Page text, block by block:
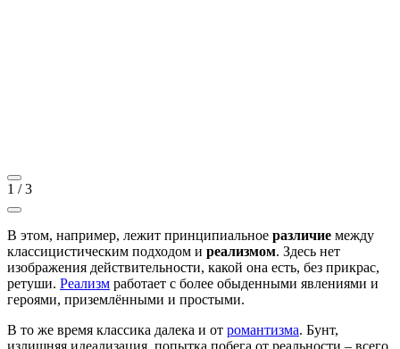
1 /3
В этом, например, лежит принципиальное различие между
классицистическим подходом и реализмом. Здесь нет
изображения действительности, какой она есть, без прикрас,
ретуши. Реализм работает с более обыденными явлениями и
героями, приземлёнными и простыми.
В то же время классика далека и от романтизма. Бунт,
излишняя идеализация, попытка побега от реальности – всего